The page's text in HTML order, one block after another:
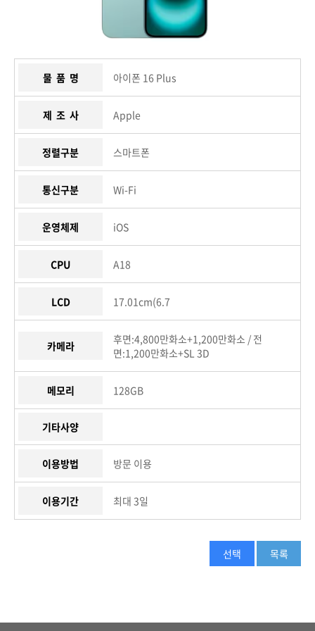
물 품 명 아이폰 16 Plus
제 조 사 Apple
정렬구분 스마트폰
통신구분 Wi-Fi
운영체제 iOS
CPU A18
LCD 17.01cm(6.7
카메라
후면:4,800만화소+1,200만화소 / 전
면:1,200만화소+SL 3D
메모리 128GB
기타사양
이용방법 방문 이용
이용기간 최대 3일
선택 목록